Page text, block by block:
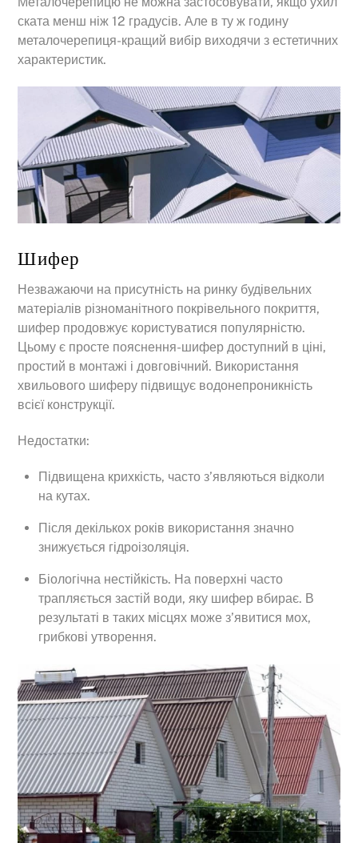
ската менш ніж 12 градусів. Але в ту ж годину
металочерепиця-кращий вибір виходячи з естетичних
характеристик.
Шифер
Незважаючи на присутність на ринку будівельних
матеріалів різноманітного покрівельного покриття,
шифер продовжує користуватися популярністю.
Цьому є просте пояснення-шифер доступний в ціні,
простий в монтажі і довговічний. Використання
хвильового шиферу підвищує водонепроникність
всієї конструкції.
Недостатки:
Підвищена крихкість, часто з’являються відколи
на кутах.
Після декількох років використання значно
знижується гідроізоляція.
Біологічна нестійкість. На поверхні часто
трапляється застій води, яку шифер вбирає. В
результаті в таких місцях може з’явитися мох,
грибкові утворення.